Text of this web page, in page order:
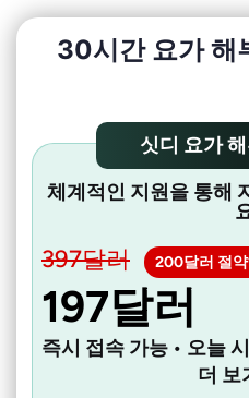
30시간 요가 해
싯디 요가
체계적인 지원을 통해
397달러 200달러 절
197달러
즉시 접속 가능 • 오늘
더 보